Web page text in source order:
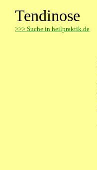
Tendinose
>>> Suche in heilpraktik.de